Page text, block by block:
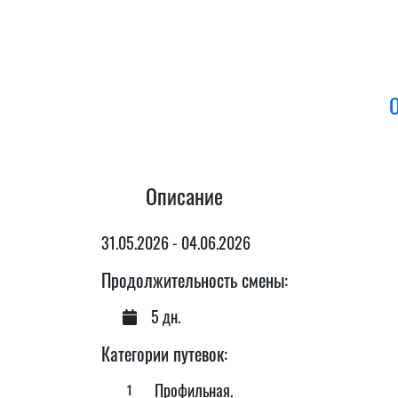
Описание
31.05.2026 - 04.06.2026
Продолжительность смены:
5 дн.
Категории путевок:
Профильная.